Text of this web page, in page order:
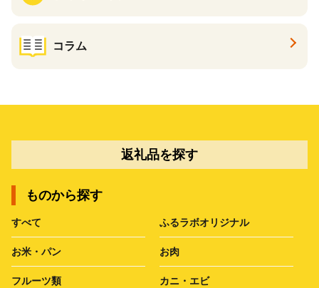
コラム
返礼品を探す
ものから探す
すべて ふるラボオリジナル
お米・パン お肉
フルーツ類 カニ・エビ